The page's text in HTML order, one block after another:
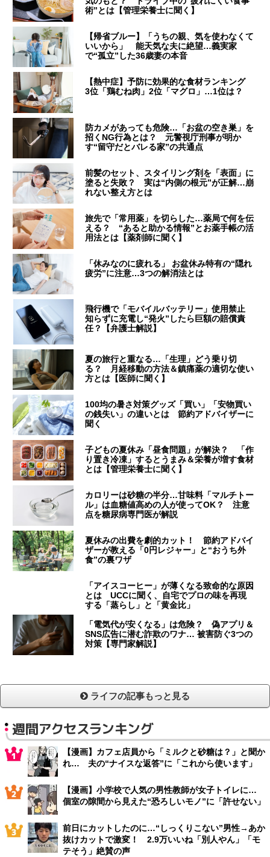
術”とは【管理栄養士に聞く】
【帰省ブルー】「うちの親、気を使わなくて
いいから」 能天気な夫に絶望…義実家
で“孤立”した36歳妻の本音
【熱中症】予防に効果的な食材ランキング
3位「鶏むね肉」2位「マグロ」…1位は？
防カメがあっても危険…「お盆の空き巣」を
招くNG行為とは？ 元警視庁刑事が明か
す“留守だとバレる家”の共通点
前髪のセット、スタイリング剤を「表面」に
塗ると失敗？ 実は“内側の根元”が正解…崩
れない整え方とは
旅先で「常用薬」を切らした…薬局で何を伝
える？ “あると助かる情報”とお薬手帳の活
用法とは【薬剤師に聞く】
「休みなのに疲れる」 お盆休み特有の“隠れ
疲労”に注意…3つの解消法とは
飛行機で「モバイルバッテリー」使用禁止
知らずに充電し“発火”したら巨額の賠償責
任？【弁護士解説】
夏の旅行と重なる…「生理」どう乗り切
る？ 月経移動の方法＆鎮痛薬の適切な使い
方とは【医師に聞く】
100均の暑さ対策グッズ「買い」「安物買い
の銭失い」の違いとは 節約アドバイザーに
聞く
子どもの夏休み「昼食問題」が解決？ 「作
り置き冷凍」するとうまみ＆栄養が増す食材
とは【管理栄養士に聞く】
カロリーは砂糖の半分…甘味料「マルチトー
ル」は血糖値高めの人が使ってOK？ 注意
点を糖尿病専門医が解説
夏休みの出費を劇的カット！ 節約アドバイ
ザーが教える「0円レジャー」と“おうち外
食”の裏ワザ
「アイスコーヒー」が薄くなる致命的な原因
とは UCCに聞く、自宅でプロの味を再現
する「蒸らし」と「黄金比」
「電気代が安くなる」は危険？ 偽アプリ＆
SNS広告に潜む詐欺のワナ… 被害防ぐ3つの
対策【専門家解説】
ライフの記事もっと見る
週間アクセスランキング
【漫画】カフェ店員から「ミルクと砂糖は？」と聞か
れ… 夫の“ナイスな返答”に「これから使います」
【漫画】小学校で人気の男性教師が女子トイレに…
個室の隙間から見えた“恐ろしいモノ”に「許せない」
前日にカットしたのに…“しっくりこない”男性→あか
抜けカットで激変！ 2.9万いいね「別人やん」「モ
テそう」絶賛の声